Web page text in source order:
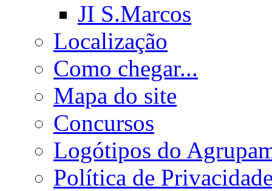
JI S.Marcos
Localização
Como chegar...
Mapa do site
Concursos
Logótipos do
Política de